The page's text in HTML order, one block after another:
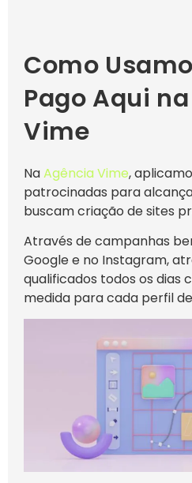
Como
Pago Aqui
Vime
NaAgência Vime,
patrocinadas para
buscam criação de sites
Através de campanhas
Google e no Instagram,
qualificados todos os dias
medida para cada perfil